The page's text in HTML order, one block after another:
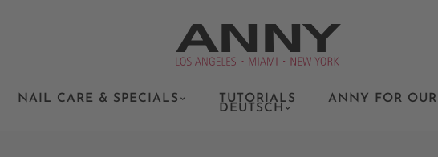
NAIL CARE & SPECIALS TUTORIALS ANNY FOR
DEUTSCH